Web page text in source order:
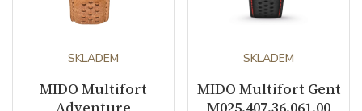
Kameny strojku
Kyvy strojkuSKLADEM
MIDO Multifort
SKLADEM
MIDO Multifort Gent